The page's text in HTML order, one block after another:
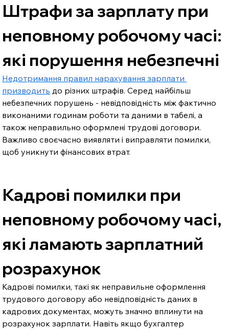
Штрафи за зарплату при
неповному робочому часі:
які порушення небезпечні
Недотримання правил нарахування зарплати
призводить до різних штрафів. Серед найбільш
небезпечних порушень - невідповідність між фактично
виконаними годинам роботи та даними в табелі, а
також неправильно оформлені трудові договори.
Важливо своєчасно виявляти і виправляти помилки,
щоб уникнути фінансових втрат.
Кадрові помилки при
неповному робочому часі,
які ламають зарплатний
розрахунок
Кадрові помилки, такі як неправильне оформлення
трудового договору або невідповідність даних в
кадрових документах, можуть значно вплинути на
розрахунок зарплати. Навіть якщо бухгалтер